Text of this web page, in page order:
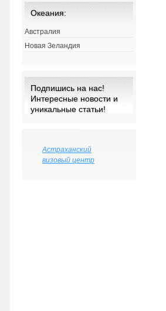
Океания:
Австралия
Новая Зеландия
Подпишись на нас!
Интересные новости и
уникальные статьи!
Астраханский
визовый центр